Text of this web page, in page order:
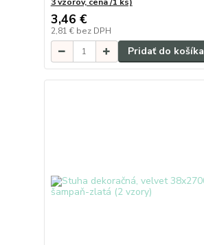
3 vzorov, cena /1 ks)
3,46 €
2,81 € bez DPH
Pridať do košíka